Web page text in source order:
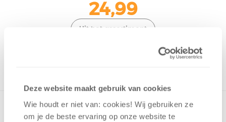
Deze website maakt gebruik van cookies
Wie houdt er niet van: cookies! Wij gebruiken ze
om je de beste ervaring op onze website te
24,99
Uit het assortiment